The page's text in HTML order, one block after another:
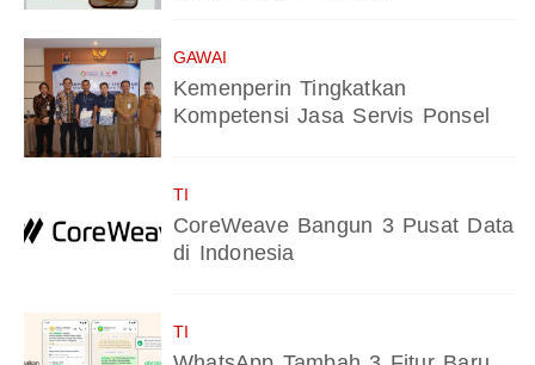
GAWAI
Kemenperin Tingkatkan
Kompetensi Jasa Servis Ponsel
TI
CoreWeave Bangun 3 Pusat Data
di Indonesia
TI